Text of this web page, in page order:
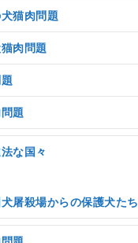
猫肉問題
肉問題
題
な国々
屠殺場からの保護犬たち